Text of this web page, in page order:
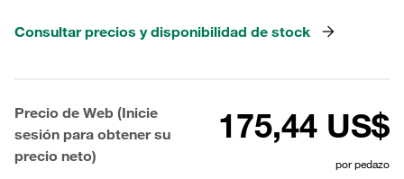
Consultar precios y disponibilidad de stock
Precio de Web (Inicie
sesión para obtener su
precio neto)
175,44 US$
por pedazo